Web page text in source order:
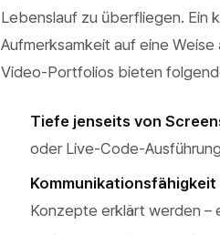
Lebenslauf zu überfliegen. Ein
Aufmerksamkeit auf eine
Video-Portfolios bieten
Tiefe jenseits von
oder Live-Code-
Konzepte erklärt werden –